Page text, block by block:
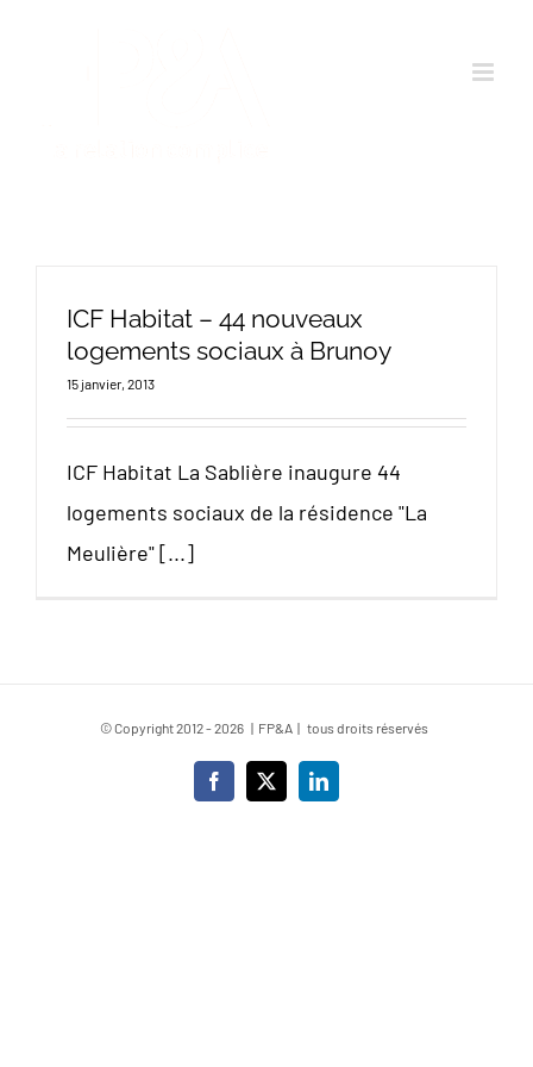
ICF Habitat – 44 nouveaux
logements sociaux à Brunoy
15 janvier, 2013
ICF Habitat La Sablière inaugure 44
logements sociaux de la résidence "La
Meulière" [...]
© Copyright 2012 -2026 | FP&A | tous droits réservés
Facebook
X LinkedIn